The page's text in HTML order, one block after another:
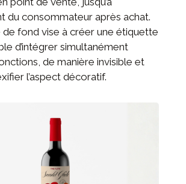
du consommateur après achat.
de fond vise à créer une étiquette
d’intégrer simultanément
de manière invisible et
l’aspect décoratif.